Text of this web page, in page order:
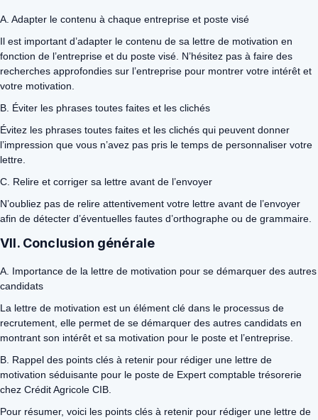
A. Adapter le contenu à chaque entreprise et poste visé
Il est important d’adapter le contenu de sa lettre de motivation en
fonction de l’entreprise et du poste visé. N’hésitez pas à faire des
recherches approfondies sur l’entreprise pour montrer votre intérêt et
votre motivation.
B. Éviter les phrases toutes faites et les clichés
Évitez les phrases toutes faites et les clichés qui peuvent donner
l’impression que vous n’avez pas pris le temps de personnaliser votre
lettre.
C. Relire et corriger sa lettre avant de l’envoyer
N’oubliez pas de relire attentivement votre lettre avant de l’envoyer
afin de détecter d’éventuelles fautes d’orthographe ou de grammaire.
VII. Conclusion générale
A. Importance de la lettre de motivation pour se démarquer des autres
candidats
La lettre de motivation est un élément clé dans le processus de
recrutement, elle permet de se démarquer des autres candidats en
montrant son intérêt et sa motivation pour le poste et l’entreprise.
B. Rappel des points clés à retenir pour rédiger une lettre de
motivation séduisante pour le poste de Expert comptable trésorerie
chez Crédit Agricole CIB.
Pour résumer, voici les points clés à retenir pour rédiger une lettre de